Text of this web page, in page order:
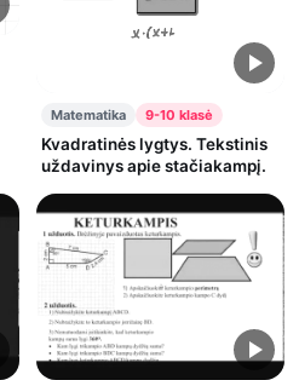
Matematika 9-10 klasė
Kvadratinės lygtys. Tekstinis
uždavinys apie stačiakampį.